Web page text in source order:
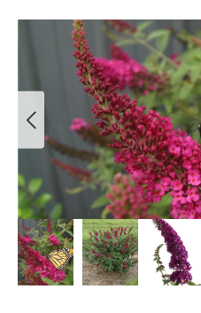
Bildergalerie überspringen